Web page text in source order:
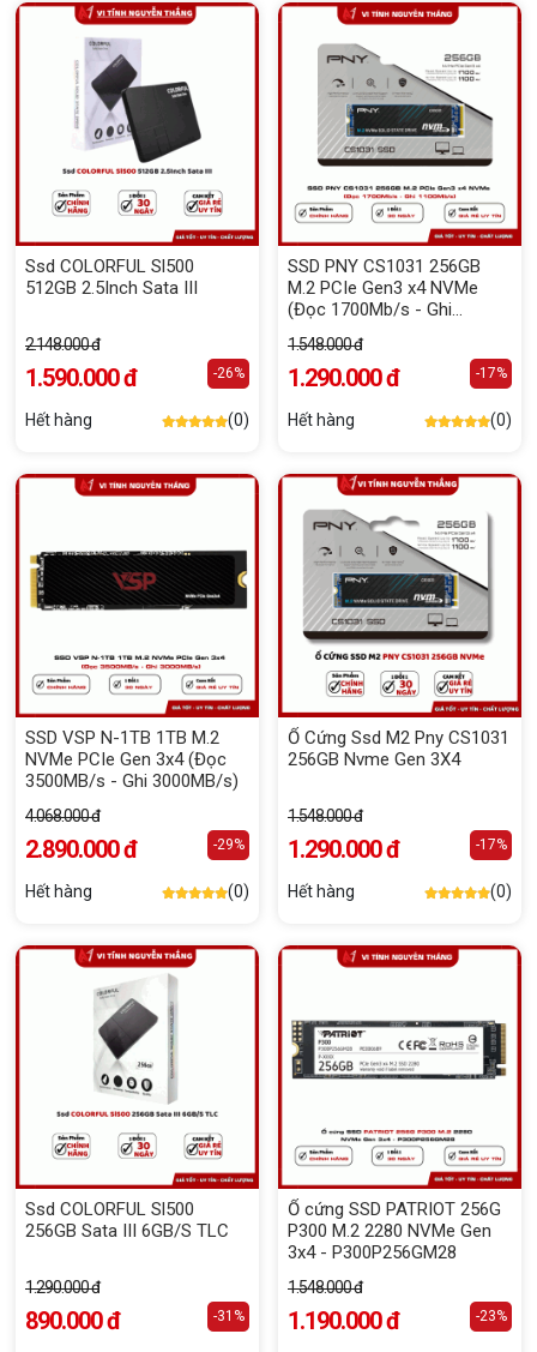
Ssd COLORFUL Sl500
512GB 2.5Inch Sata III
2.148.000 đ
1.590.000 đ -26%
Hết hàng (0)
SSD PNY CS1031 256GB
M.2 PCIe Gen3 x4 NVMe
(Đọc 1700Mb/s - Ghi
1.548.000 đ
1.290.000 đ -17%
Hết hàng (0)
SSD VSP N-1TB 1TB M.2
NVMe PCIe Gen 3x4 (Đọc
3500MB/s - Ghi 3000MB/s)
4.068.000 đ
2.890.000 đ -29%
Hết hàng (0)
Ổ Cứng Ssd M2 Pny CS1031
256GB Nvme Gen 3X4
1.548.000 đ
1.290.000 đ -17%
Hết hàng (0)
Ssd COLORFUL Sl500
256GB Sata III 6GB/S TLC
1.290.000 đ
890.000 đ -31%
Ổ cứng SSD PATRIOT 256G
P300 M.2 2280 NVMe Gen
3x4 - P300P256GM28
1.548.000 đ
1.190.000 đ -23%